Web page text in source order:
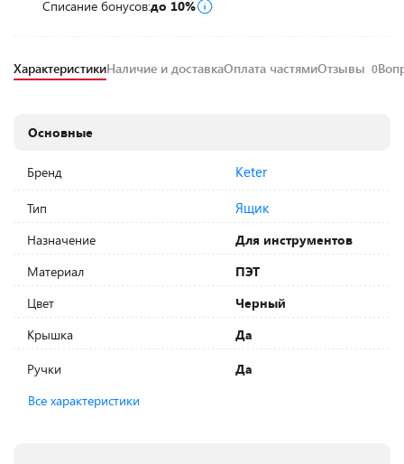
Списание бонусов:до 10%
ХарактеристикиНаличие и доставкаОплата частямиОтзывы 0
Основные
Бренд Keter
Тип Ящик
Назначение
Для инструментов
Материал
ПЭТ
Цвет
Черный
Крышка
Да
Ручки
Да
Все характеристики